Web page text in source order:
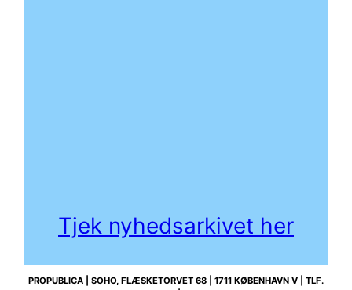
Tjek nyhedsarkivet her
PROPUBLICA | SOHO, FLÆSKETORVET 68 | 1711 KØBENHAVN V | TLF.